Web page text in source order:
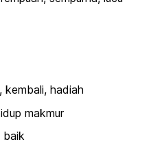
kembali, hadiah
makmur
baik